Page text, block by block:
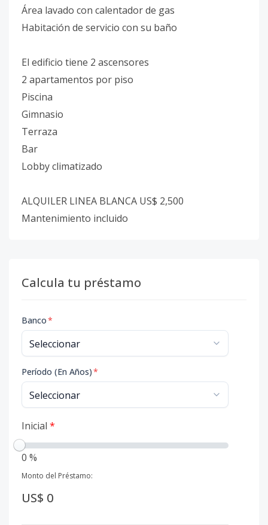
Área lavado con calentador de gas
Habitación de servicio con su baño
El edificio tiene 2 ascensores
2 apartamentos por piso
Piscina
Gimnasio
Terraza
Bar
Lobby climatizado
ALQUILER LINEA BLANCA US$ 2,500
Mantenimiento incluido
Calcula tu préstamo
Banco*
Período (En Años)*
Inicial *
0 %
Monto del Préstamo:
US$ 0